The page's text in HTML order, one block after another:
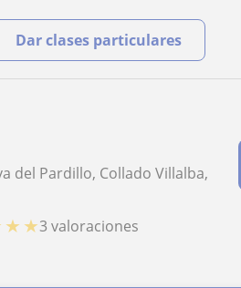
Dar clases particulares
del Pardillo, Collado Villalba,
★ ★3 valoraciones